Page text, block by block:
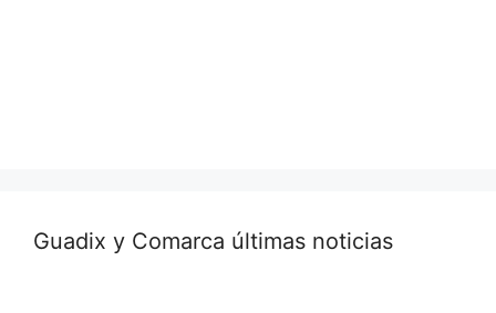
Guadix y Comarca últimas noticias